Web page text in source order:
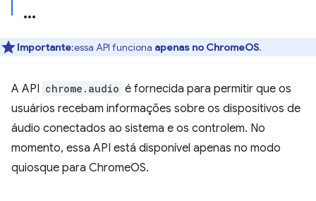
Importante:essa API funciona apenas no ChromeOS.
A API chrome.audio é fornecida para permitir que os
usuários recebam informações sobre os dispositivos de
áudio conectados ao sistema e os controlem. No
momento, essa API está disponível apenas no modo
quiosque para ChromeOS.